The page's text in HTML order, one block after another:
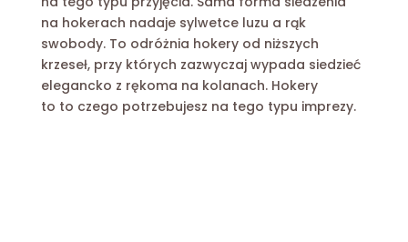
na hokerach nadaje sylwetce luzu a rąk
swobody. To odróżnia hokery od niższych
krzeseł, przy których zazwyczaj wypada siedzieć
elegancko z rękoma na kolanach. Hokery
to to czego potrzebujesz na tego typu imprezy.